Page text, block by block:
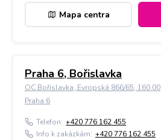
Mapa centra
Praha 6, Bořislavka
OC Bořislavka, Evropská 866/65, 160 00
Praha 6
Telefon: +420 776 162 455
Info k zakázkám: +420 776 162 455